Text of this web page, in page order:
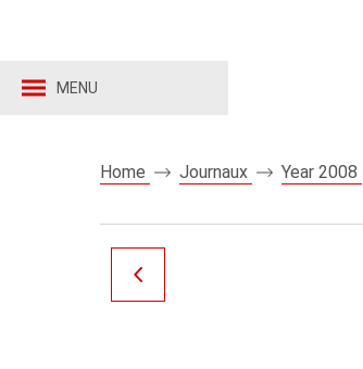
MENU
Home Journaux Year 2008